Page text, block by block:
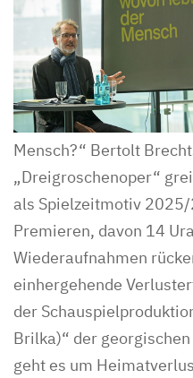
Mensch?“ Bertolt
„Dreigroschenoper“
als Spielzeitmotiv
Premieren, davon 14
Wiederaufnahmen
einhergehende
der
Brilka)“ der
geht es um